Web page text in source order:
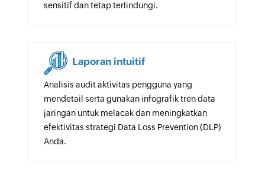
sensitif dan tetap terlindungi.
Laporan intuitif
Analisis audit aktivitas pengguna yang
mendetail serta gunakan infografik tren data
jaringan untuk melacak dan meningkatkan
efektivitas strategi Data Loss Prevention (DLP)
Anda.